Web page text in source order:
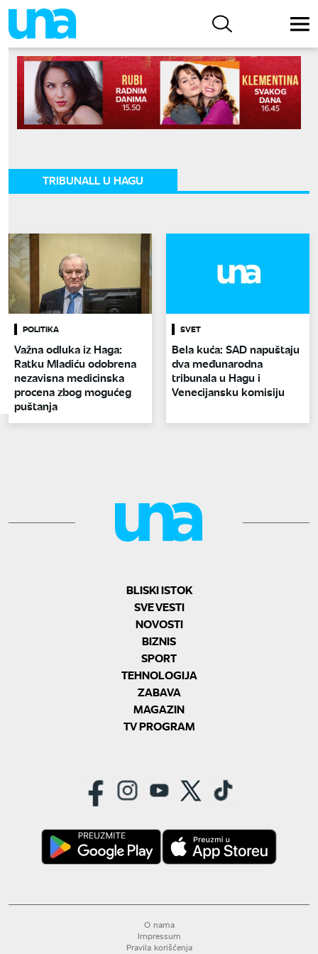
TRIBUNALL U HAGU
POLITIKA
Važna odluka iz Haga:
Ratku Mladiću odobrena
nezavisna medicinska
procena zbog mogućeg
puštanja
SVET
Bela kuća: SAD napuštaju
dva međunarodna
tribunala u Hagu i
Venecijansku komisiju
BLISKI ISTOK
SVE VESTI
NOVOSTI
BIZNIS
SPORT
TEHNOLOGIJA
ZABAVA
MAGAZIN
TV PROGRAM
O nama
Impressum
Pravila korišćenja